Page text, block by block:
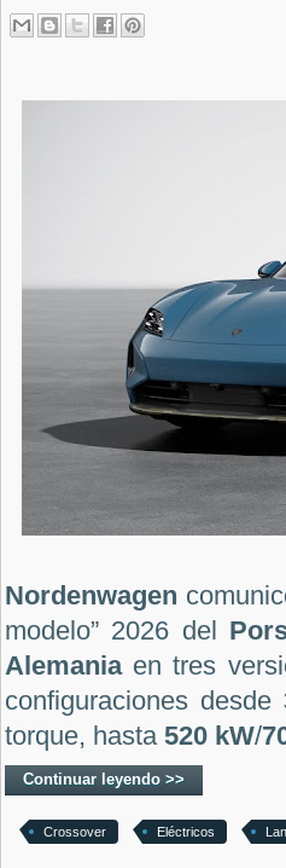
Nordenwagen
modelo” 2026 del
Alemaniaen tres
configuraciones desde
torque, hasta 520 kW/
Continuar leyendo >>
Crossover Eléctricos